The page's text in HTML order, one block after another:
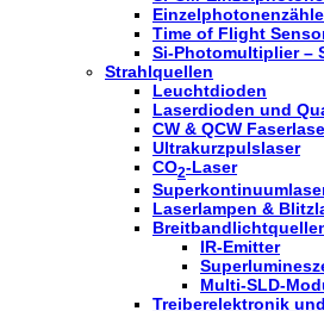
Time of Flight
Si-Photomultiplier –
Strahlquellen
Leuchtdioden
Laserdioden und
CW & QCW
Ultrakurzpulslaser
CO2-Laser
Laserlampen &
IR-Emitter
Multi-SLD-
Treiberelektronik